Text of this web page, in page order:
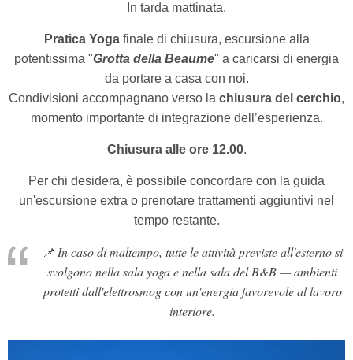
In tarda mattinata.
Pratica Yogafinale di chiusura, escursione alla
potentissima "Grotta della Beaume" a caricarsi di energia
da portare a casa con noi.
Condivisioni accompagnano verso la chiusura del cerchio,
momento importante di integrazione dell’esperienza.
Chiusura alle ore 12.00.
Per chi desidera, è possibile concordare con la guida
un'escursione extra o prenotare trattamenti aggiuntivi nel
tempo restante.
📌In caso di maltempo, tutte le attività previste all'esterno si
svolgono nella sala yoga e nella sala del B&B — ambienti
protetti dall'elettrosmog con un'energia favorevole al lavoro
interiore.